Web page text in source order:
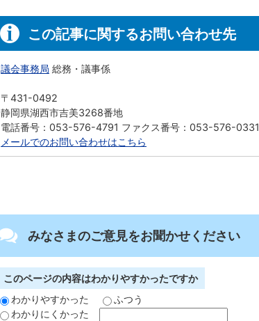
この記事に関するお問い合わせ先
議会事務局 総務・議事係
〒431-0492
静岡県湖西市吉美3268番地
電話番号：053-576-4791 ファクス番号：053-576-0331
メールでのお問い合わせはこちら
みなさまのご意見をお聞かせください
このページの内容はわかりやすかったですか
わかりやすかった
ふつう
わかりにくかった